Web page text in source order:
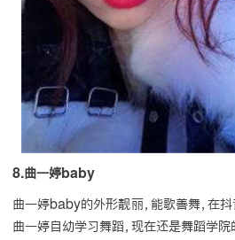
8.曲一婷baby
曲一婷baby的外形靓丽，能歌善舞，在抖
曲一婷自幼学习舞蹈，现在还是舞蹈学院